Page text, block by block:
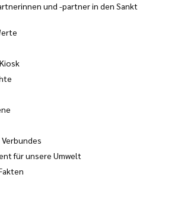
und -partner in den Sankt
für unsere Umwelt